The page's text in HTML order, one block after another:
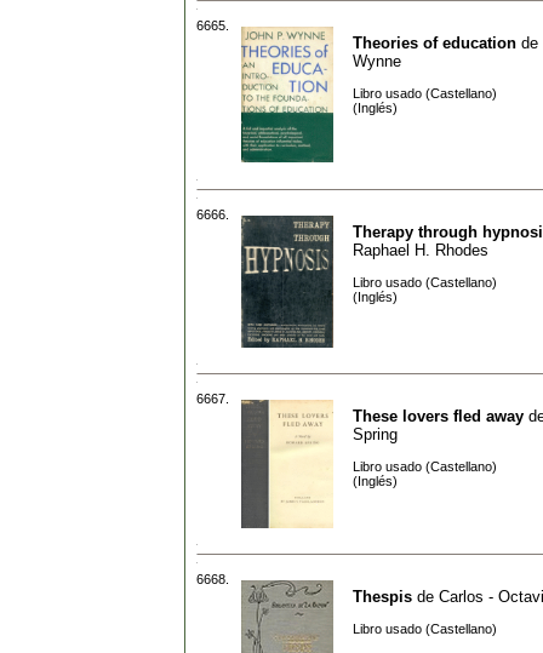
6665.
Theories of education de
Wynne
Libro usado (Castellano)
(Inglés)
6666.
Therapy through
Raphael H. Rhodes
Libro usado (Castellano)
(Inglés)
6667.
These lovers fled away
Spring
Libro usado (Castellano)
(Inglés)
6668.
Thespis de Carlos -
Libro usado (Castellano)